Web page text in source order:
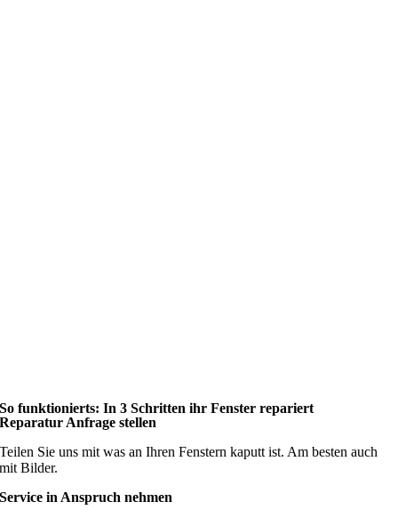
So funktionierts: In 3 Schritten ihr Fenster repariert
Reparatur Anfrage stellen
Teilen Sie uns mit was an Ihren Fenstern kaputt ist. Am besten auch
mit Bilder.
Service in Anspruch nehmen